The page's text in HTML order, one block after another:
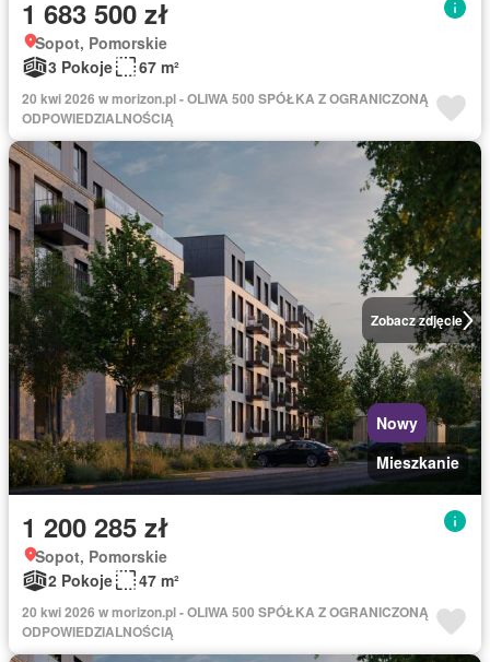
1 683 500 zł
Sopot, Pomorskie
3 Pokoje
67 m²
20 kwi 2026 w morizon.pl - OLIWA 500 SPÓŁKA Z OGRANICZONĄ
ODPOWIEDZIALNOŚCIĄ
Zobacz zdjęcie
Nowy
Mieszkanie
1 200 285 zł
Sopot, Pomorskie
2 Pokoje
47 m²
20 kwi 2026 w morizon.pl - OLIWA 500 SPÓŁKA Z OGRANICZONĄ
ODPOWIEDZIALNOŚCIĄ